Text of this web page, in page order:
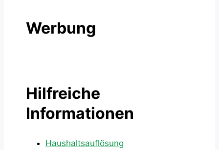
Werbung
Hilfreiche
Informationen
Haushaltsauflösung